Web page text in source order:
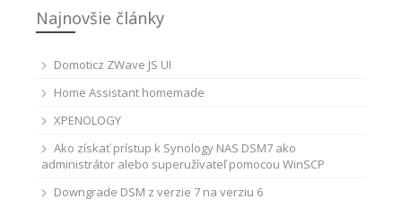
Najnovšie články
Domoticz ZWave JS UI
Home Assistant homemade
XPENOLOGY
Ako získať prístup k Synology NAS DSM7 ako
administrátor alebo superužívateľ pomocou WinSCP
Downgrade DSM z verzie 7 na verziu 6